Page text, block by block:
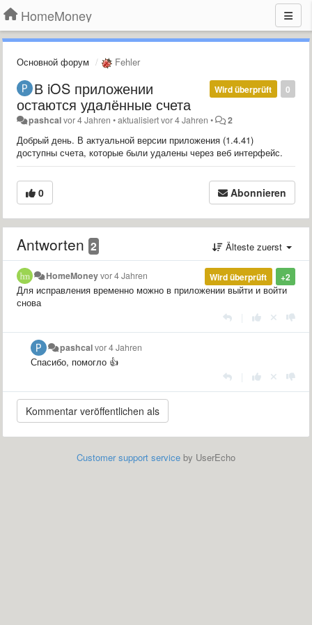
HomeMoney
Основной форум Fehler
0
Wird überprüft
В iOS приложении
остаются удалённые счета
pashcalvor 4 Jahren •aktualisiertvor 4 Jahren • 2
Добрый день. В актуальной версии приложения (1.4.41)
доступны счета, которые были удалены через веб интерфейс.
0 Abonnieren
Antworten 2 Älteste zuerst
+2
Wird überprüft
HomeMoneyvor 4 Jahren
Для исправления временно можно в приложении выйти и войти
снова
pashcalvor 4 Jahren
Спасибо, помогло 👍
Customer support service by UserEcho